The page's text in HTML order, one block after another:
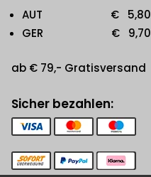
AUT € 5,80
GER € 9,70
ab € 79,- Gratisversand
Sicher bezahlen: